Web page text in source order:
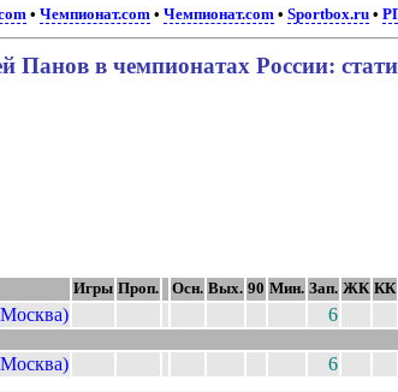
• Чемпионат.com• Чемпионат.com• Sportbox.ru•
Панов в чемпионатах России:
Игры Проп. Осн. Вых. 90 Мин. Зап. ЖК КК
6
6